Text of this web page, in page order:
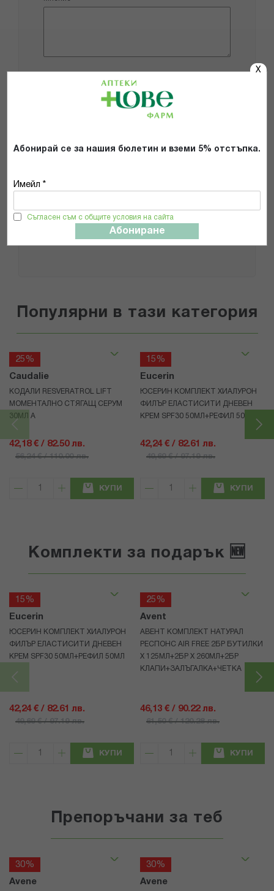
X
Абонирай се за нашия бюлетин и вземи 5% отстъпка.
Имейл *
Съгласен съм с общите условия на сайта
Абониране
Добави снимки
поверителност
ИЗПРАТИ
Популярни в тази категория
25%
Caudalie
КОДАЛИ RESVERATROL LIFT
МОМЕНТАЛНО СТЯГАЩ СЕРУМ
30МЛ А
42,18 € / 82.50 лв.
56,24 € / 110.00 лв.
КУПИ
15%
Eucerin
ЮСЕРИН КОМПЛЕКТ ХИАЛУРОН
ФИЛЪР ЕЛАСТИСИТИ ДНЕВЕН
КРЕМ SPF30 50МЛ+РЕФИЛ 50МЛ
42,24 € / 82.61 лв.
49,69 € / 97.19 лв.
КУПИ
Комплекти за подарък 🆕
15%
Eucerin
ЮСЕРИН КОМПЛЕКТ ХИАЛУРОН
ФИЛЪР ЕЛАСТИСИТИ ДНЕВЕН
КРЕМ SPF30 50МЛ+РЕФИЛ 50МЛ
42,24 € / 82.61 лв.
49,69 € / 97.19 лв.
КУПИ
25%
Avent
АВЕНТ КОМПЛЕКТ НАТУРАЛ
РЕСПОНС AIR FREE 2БР БУТИЛКИ
Х 125МЛ+2БР Х 260МЛ+2БР
КЛАПИ+ЗАЛЪГАЛКА+ЧЕТКА
46,13 € / 90.22 лв.
61,50 € / 120.28 лв.
КУПИ
Препоръчани за теб
30%
Avene
30%
Avene